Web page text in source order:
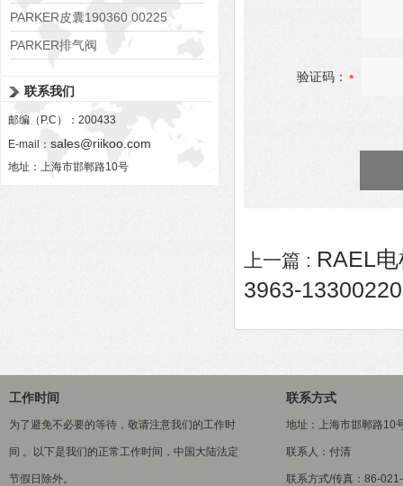
PARKER皮囊190360 00225
PARKER排气阀
联系我们
邮编（P.C）：200433
E-mail： sales@riikoo.com
地址：上海市邯郸路10号
验证码：
上一篇 : RAEL
3963-
工作时间
为了避免不必要的等待，敬请注意我们的工作时
间 。以下是我们的正常工作时间，中国大陆法定
节假日除外。
联系方式
地址：上海市邯郸路10
联系人：付清
联系方式/传真：86-